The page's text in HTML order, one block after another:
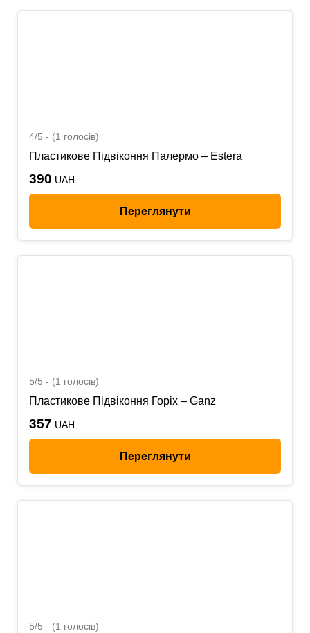
4/5 - (1 голосів)
Пластикове Підвіконня Палермо – Estera
390 UAH
Переглянути
5/5 - (1 голосів)
Пластикове Підвіконня Горіх – Ganz
357 UAH
Переглянути
5/5 - (1 голосів)